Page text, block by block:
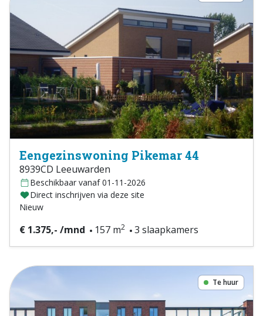
Eengezinswoning Pikemar 44
8939CD Leeuwarden
Beschikbaar vanaf 01-11-2026
Direct inschrijven via deze site
Nieuw
€ 1.375,- /mnd 157 m2 3 slaapkamers
Te huur